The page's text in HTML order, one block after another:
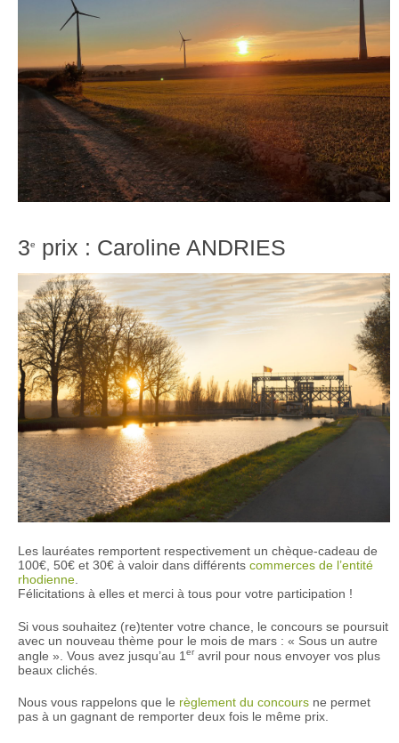
3e prix : Caroline ANDRIES
Les lauréates remportent respectivement un chèque-cadeau de
100€, 50€ et 30€ à valoir dans différents commerces de l’entité
rhodienne
Félicitations à elles et merci à tous pour votre participation !
Si vous souhaitez (re)tenter votre chance, le concours se poursuit
avec un nouveau thème pour le mois de mars : « Sous un autre
angle ». Vous avez jusqu’au 1 eravril pour nous envoyer vos plus
beaux clichés.
Nous vous rappelons que le règlement du concours ne permet
pas à un gagnant de remporter deux fois le même prix.